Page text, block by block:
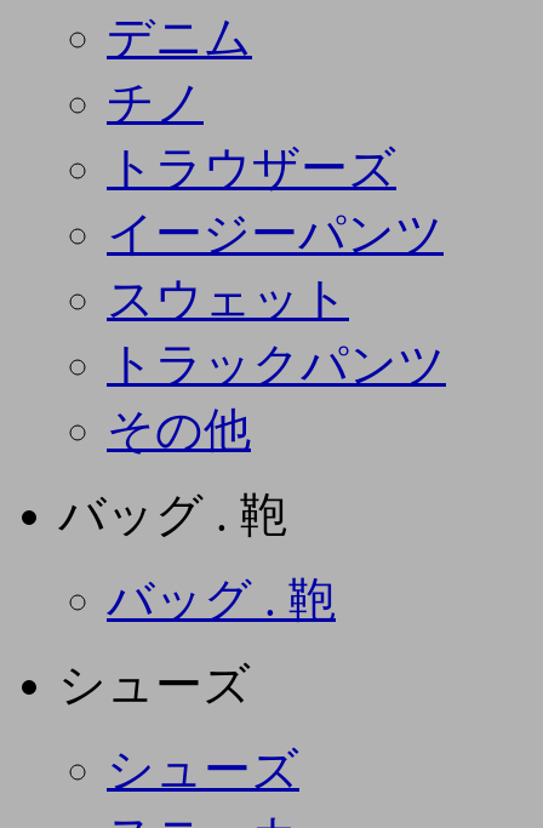
デニム
チノ
トラウザーズ
イージーパンツ
スウェット
トラックパンツ
その他
バッグ . 鞄
バッグ . 鞄
シューズ
シューズ